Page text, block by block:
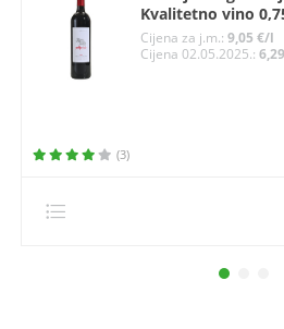
Kvalitetno vino
Cijena za j.m.: 9,05 €/l
Cijena 02.05.2025.:
(3)